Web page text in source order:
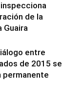
de la
Guaira
entre
de 2015 se
permanente